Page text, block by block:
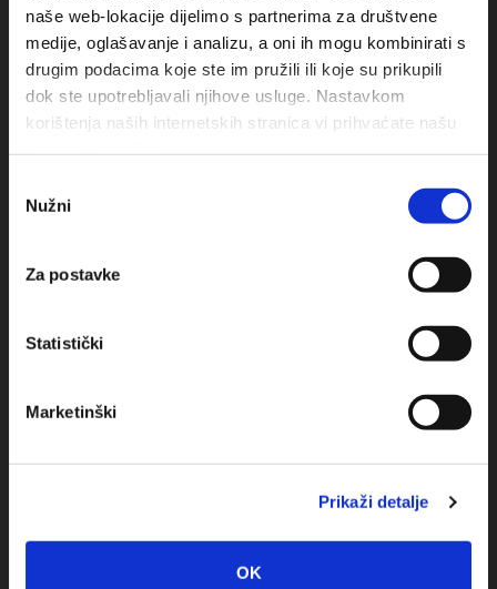
naše web-lokacije dijelimo s partnerima za društvene
medije, oglašavanje i analizu, a oni ih mogu kombinirati s
drugim podacima koje ste im pružili ili koje su prikupili
dok ste upotrebljavali njihove usluge. Nastavkom
korištenja naših internetskih stranica vi prihvaćate našu
pristanka
Nužni
Za postavke
Statistički
Marketinški
Prikaži detalje
OK
Obala sv. Nikole 31, Baška Voda
+385(0)21 620713
+385(0)21 678754
info@baskavoda.hr